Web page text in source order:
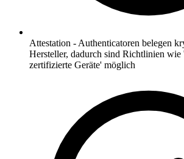
Attestation - Authenticatoren belegen
Hersteller, dadurch sind Richtlinien
zertifizierte Geräte' möglich